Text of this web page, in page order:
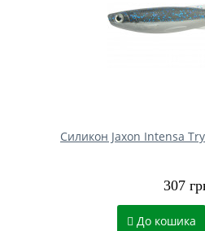
Силикон Jaxon Intensa
307
До кошика